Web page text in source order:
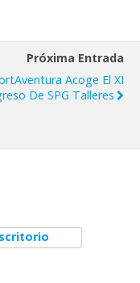
Próxima Entrada
Acoge El XI
De SPG Talleres